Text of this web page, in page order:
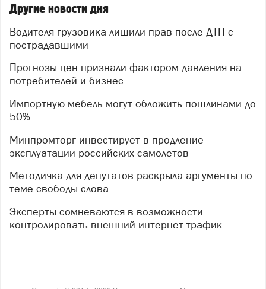
Другие новости дня
Водителя грузовика лишили прав после ДТП с
пострадавшими
Прогнозы цен признали фактором давления на
потребителей и бизнес
Импортную мебель могут обложить пошлинами до
50%
Минпромторг инвестирует в продление
эксплуатации российских самолетов
Методичка для депутатов раскрыла аргументы по
теме свободы слова
Эксперты сомневаются в возможности
контролировать внешний интернет-трафик